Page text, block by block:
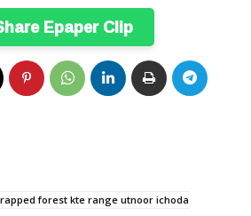
Epaper Clip
forest kte range utnoor ichoda